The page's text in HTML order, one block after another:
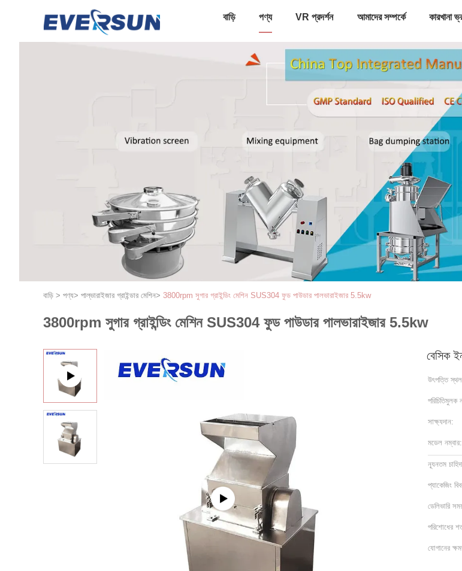
বাড়ি পণ্য VR প্রদর্শন আমাদের সম্পর্কে কারখানা
বাড়ি > পণ্য> পাল্ভারাইজার গ্রাইন্ডার মেশিন> 3800rpm সুগার গ্রাইন্ডিং মেশিন SUS304 ফুড পাউডার পালভারাইজার 5.5kw
3800rpm সুগার গ্রাইন্ডিং মেশিন SUS304 ফুড পাউডার পালভারাইজার 5.5kw
বেসিক
উৎপত্তি
পরিচিতিমুলক
সাক্ষ্যদান:
মডেল নম্বার:
ন্যূনতম
প্যাকেজিং
ডেলিভারি
পরিশোধের
যোগানের